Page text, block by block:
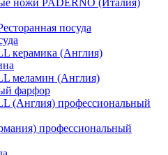
ножи PADERNO (Италия)
посуда
керамика (Англия)
меламин (Англия)
фарфор
(Англия) профессиональный
профессиональный